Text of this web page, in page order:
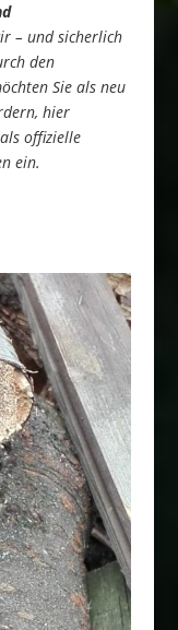
– und sicherlich
den
Sie als neu
hier
offizielle
ein.